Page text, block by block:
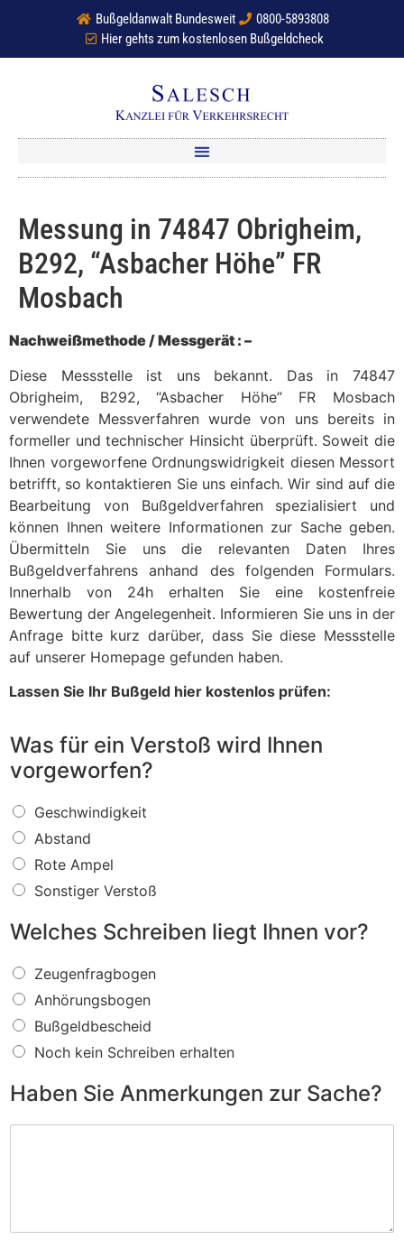
Bußgeldanwalt Bundesweit
0800-5893808
Hier gehts zum kostenlosen Bußgeldcheck
Messung in 74847 Obrigheim,
B292, “Asbacher Höhe” FR
Mosbach
Nachweißmethode / Messgerät : –
Diese Messstelle ist uns bekannt. Das in 74847
Obrigheim, B292, “Asbacher Höhe” FR Mosbach
verwendete Messverfahren wurde von uns bereits in
formeller und technischer Hinsicht überprüft. Soweit die
Ihnen vorgeworfene Ordnungswidrigkeit diesen Messort
betrifft, so kontaktieren Sie uns einfach. Wir sind auf die
Bearbeitung von Bußgeldverfahren spezialisiert und
können Ihnen weitere Informationen zur Sache geben.
Übermitteln Sie uns die relevanten Daten Ihres
Bußgeldverfahrens anhand des folgenden Formulars.
Innerhalb von 24h erhalten Sie eine kostenfreie
Bewertung der Angelegenheit. Informieren Sie uns in der
Anfrage bitte kurz darüber, dass Sie diese Messstelle
auf unserer Homepage gefunden haben.
Lassen Sie Ihr Bußgeld hier kostenlos prüfen:
Was für ein Verstoß wird Ihnen
vorgeworfen?
W
a
s
f
ü
r
i
V
e
r
s
t
o
ß
w
Geschwindigkeit
Abstand
Rote Ampel
Sonstiger Verstoß
Welches Schreiben liegt Ihnen vor?
W
e
c
h
e
S
Zeugenfragbogen
Anhörungsbogen
Bußgeldbescheid
Noch kein Schreiben erhalten
Haben Sie Anmerkungen zur Sache?